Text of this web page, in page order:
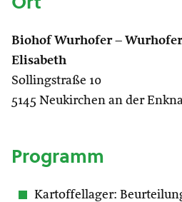
Biohof Wurhofer –
Elisabeth
Sollingstraße 10
5145 Neukirchen an der
Programm
Kartoffellager: